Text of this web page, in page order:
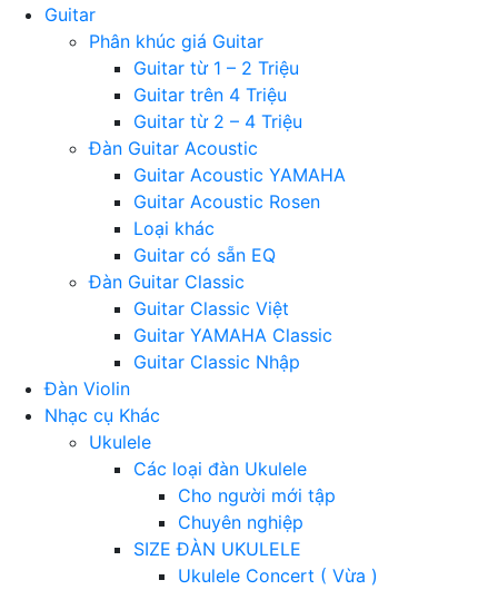
Guitar
Phân khúc giá Guitar
Guitar từ 1 – 2 Triệu
Guitar trên 4 Triệu
Guitar từ 2 – 4 Triệu
Đàn Guitar Acoustic
Guitar Acoustic YAMAHA
Guitar Acoustic Rosen
Loại khác
Guitar có sẵn EQ
Đàn Guitar Classic
Guitar Classic Việt
Guitar YAMAHA Classic
Guitar Classic Nhập
Đàn Violin
Nhạc cụ Khác
Ukulele
Các loại đàn Ukulele
Cho người mới tập
Chuyên nghiệp
SIZE ĐÀN UKULELE
Ukulele Concert ( Vừa )